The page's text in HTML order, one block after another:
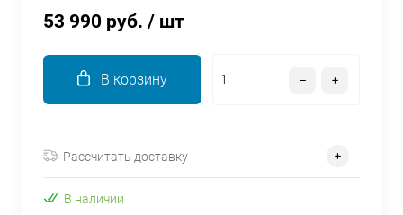
53 990 руб. / шт
В корзину
Рассчитать доставку
В наличии